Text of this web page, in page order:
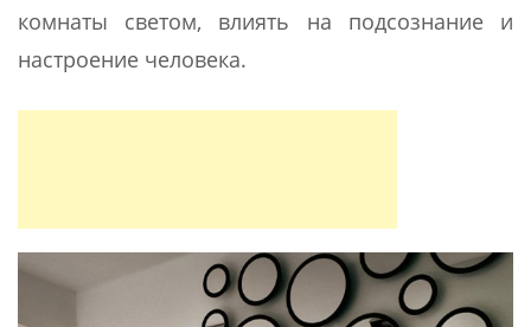
комнаты светом, влиять на подсознание и
настроение человека.